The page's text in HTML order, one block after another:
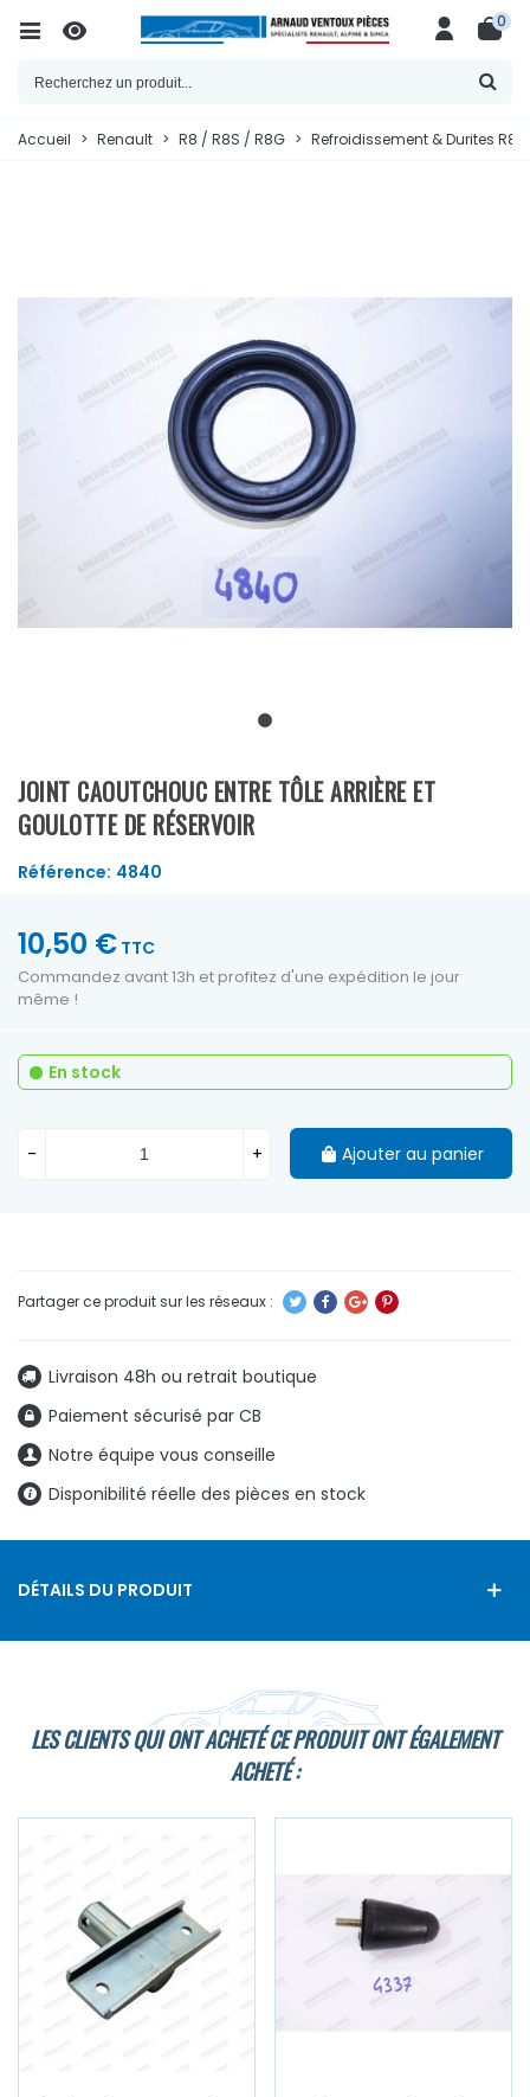
0
Accueil > Renault > R8 / R8S / R8G > Refroidissement & Durites R8 /
JOINT CAOUTCHOUC ENTRE TÔLE ARRIÈRE ET
GOULOTTE DE RÉSERVOIR
Référence: 4840
Livraison 48h ou retrait boutique
Paiement sécurisé par CB
Notre équipe vous conseille
Disponibilité réelle des pièces en stock
10,50 € TTC
Commandez avant 13h et profitez d'une expédition le jour
même !
En stock
- + Ajouter au panier
DÉTAILS DU PRODUIT
LES CLIENTS QUI ONT ACHETÉ CE PRODUIT ONT ÉGALEMENT
ACHETÉ :